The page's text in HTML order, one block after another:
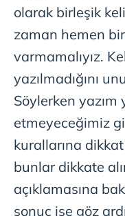
olarak birleşik
zaman hemen
varmamalıyız.
yazılmadığını
Söylerken yazım
etmeyeceğimiz
kurallarına
bunlar dikkate
açıklamasına
sonuç ise göz